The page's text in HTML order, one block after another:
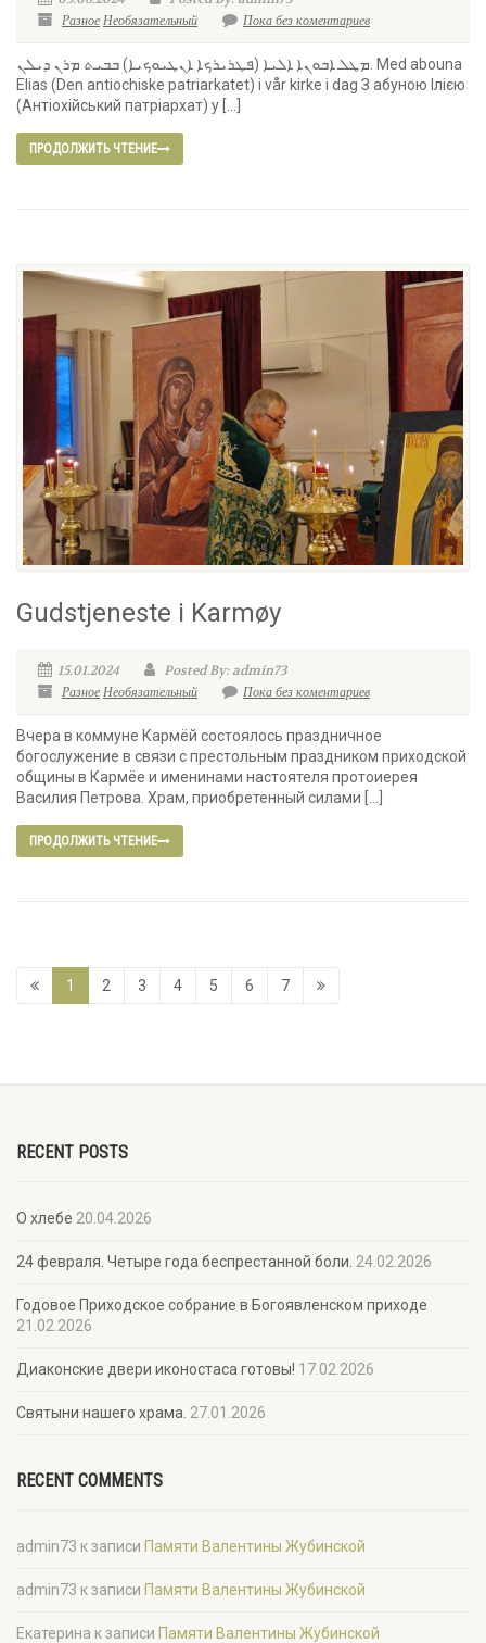
РазноеНеобязательный Пока без коментариев
ܡܛܠ ܐܒܘܢܐ ܐܠܝܐ (ܦܛܪܝܪܟܐ ܐܢܛܝܘܟܝܐ) ܒܒܝܬ ܡܪܢ ܕܝܠܢ. Med abouna
Elias (Den antiochiske patriarkatet) i vår kirke i dag З абуною Ілією
(Антіохійський патріархат) у […]
ПРОДОЛЖИТЬ ЧТЕНИЕ
Gudstjeneste i Karmøy
15.01.2024
Posted By: admin73
РазноеНеобязательный Пока без коментариев
Вчера в коммуне Кармёй состоялось праздничное
богослужение в связи с престольным праздником приходской
общины в Кармёе и именинами настоятеля протоиерея
Василия Петрова. Храм, приобретенный силами […]
ПРОДОЛЖИТЬ ЧТЕНИЕ
1 2 3 4 5 6 7
RECENT POSTS
О хлебе 20.04.2026
24 февраля. Четыре года беспрестанной боли. 24.02.2026
Годовое Приходское собрание в Богоявленском приходе
21.02.2026
Диаконские двери иконостаса готовы! 17.02.2026
Святыни нашего храма. 27.01.2026
RECENT COMMENTS
admin73 к записи Памяти Валентины Жубинской
admin73 к записи Памяти Валентины Жубинской
Екатерина к записи Памяти Валентины Жубинской